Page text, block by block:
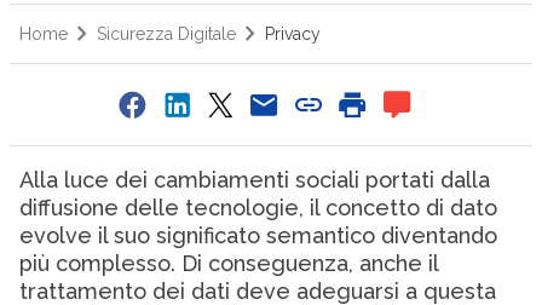
Home Sicurezza Digitale Privacy
Alla luce dei cambiamenti sociali portati dalla
diffusione delle tecnologie, il concetto di dato
evolve il suo significato semantico diventando
più complesso. Di conseguenza, anche il
trattamento dei dati deve adeguarsi a questa